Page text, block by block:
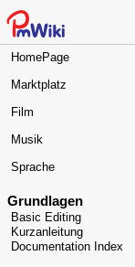
HomePage
Marktplatz
Film
Musik
Sprache
Grundlagen
Basic Editing
Kurzanleitung
Documentation Index